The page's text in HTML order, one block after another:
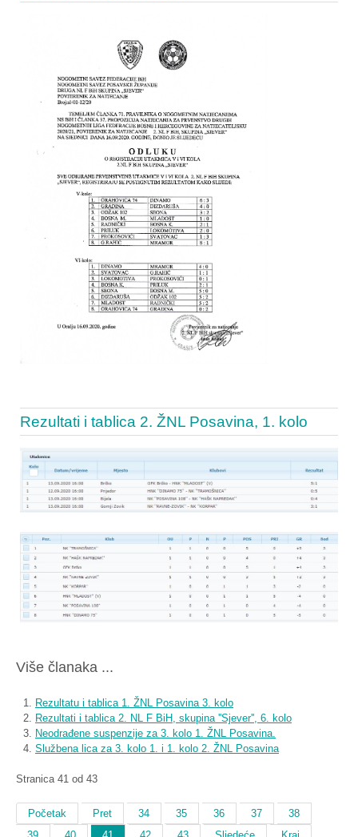
Rezultati i tablica 2. ŽNL Posavina, 1. kolo
Više članaka ...
Rezultatu i tablica 1. ŽNL Posavina 3. kolo
Rezultati i tablica 2. NL F BiH, skupina ''Sjever'', 6. kolo
Neodrađene suspenzije za 3. kolo 1. ŽNL Posavina.
Službena lica za 3. kolo 1. i 1. kolo 2. ŽNL Posavina
Stranica 41 od 43
Početak Pret 34 35 36 37
38